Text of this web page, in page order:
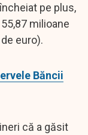
pe plus,
milioane
euro).
Băncii
că a găsit